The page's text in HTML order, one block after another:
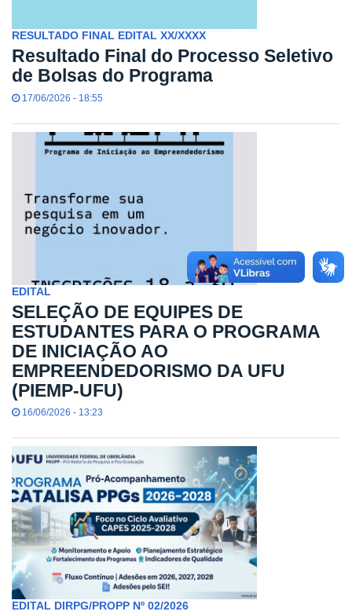
RESULTADO FINAL EDITAL XX/XXXX
Resultado Final do Processo Seletivo
de Bolsas do Programa
17/06/2026 - 18:55
EDITAL
SELEÇÃO DE EQUIPES DE
ESTUDANTES PARA O PROGRAMA
DE INICIAÇÃO AO
EMPREENDEDORISMO DA UFU
(PIEMP-UFU)
16/06/2026 - 13:23
EDITAL DIRPG/PROPP Nº 02/2026